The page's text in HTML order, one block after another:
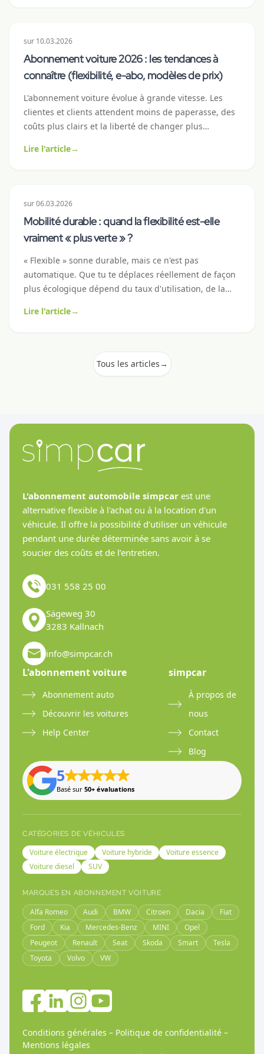
sur 10.03.2026
Abonnement voiture 2026 : les tendances à
connaître (flexibilité, e-abo, modèles de prix)
L'abonnement voiture évolue à grande vitesse. Les
clientes et clients attendent moins de paperasse, des
coûts plus clairs et la liberté de changer plus
les plus importantes qui façonneront l'abonnement
Lire l'article→
sur06.03.2026
Mobilité durable : quand la flexibilité est-elle
vraiment « plus verte » ?
« Flexible » sonne durable, mais ce n'est pas
automatique. Que tu te déplaces réellement de façon
plus écologique dépend du taux d'utilisation, de la
vrai-faux honnête, avec des leviers concrets pour une
Lire l'article→
Tous les articles→
L'abonnement automobile simpcar est une
alternative flexible à l'achat ou à la location d'un
véhicule. Il offre la possibilité d’utiliser un véhicule
pendant une durée déterminée sans avoir à se
soucier des coûts et de l’entretien.
031 558 25 00
Sägeweg 30
3283 Kallnach
info@simpcar.ch
L'abonnement voiture
Abonnement auto
Découvrir les voitures
Help Center
simpcar
À propos de
nous
Contact
Blog
5
Basé sur 50+ évaluations
CATÉGORIES DE VÉHICULES
Voiture électrique Voiture hybride
Voiture essence
Voiture diesel
SUV
MARQUES EN ABONNEMENT VOITURE
Alfa Romeo Audi BMW Citroen Dacia
Fiat
Ford
Kia Mercedes-Benz MINI
Opel
Peugeot
Renault Seat Skoda Smart
Tesla
Toyota
Volvo VW
Conditions générales – Politique de confidentialité –
Mentions légales